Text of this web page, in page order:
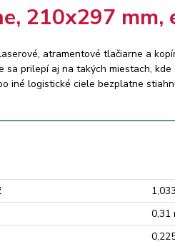
210x297
atramentové tlačiarne a
sa prilepí aj na takých miestach,
iné logistické ciele bezplatne
0,31